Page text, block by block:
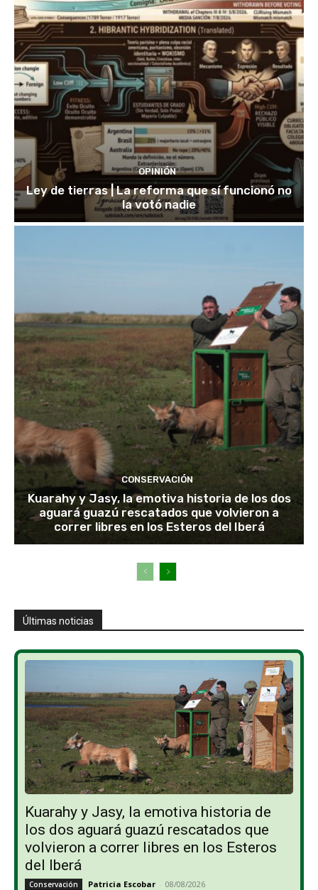
OPINIÓN
Ley de tierras | La reforma que sí funcionó no
la votó nadie
CONSERVACIÓN
Kuarahy y Jasy, la emotiva historia de los dos
aguará guazú rescatados que volvieron a
correr libres en los Esteros del Iberá
Últimas noticias
Kuarahy y Jasy, la emotiva historia de
los dos aguará guazú rescatados que
volvieron a correr libres en los Esteros
del Iberá
Conservación Patricia Escobar - 08/08/2026